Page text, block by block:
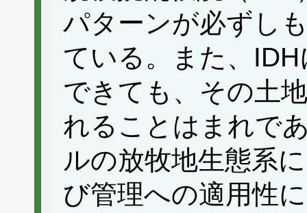
パターンが必ずし
ている。また、
できても、その土
れることはまれで
ルの放牧地生態系
び管理への適用性